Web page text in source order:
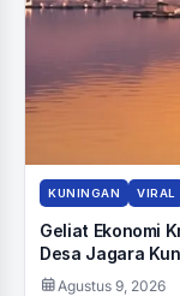
KUNINGAN VIRAL
Geliat Ekonomi
Desa Jagara
Agustus 9, 2026